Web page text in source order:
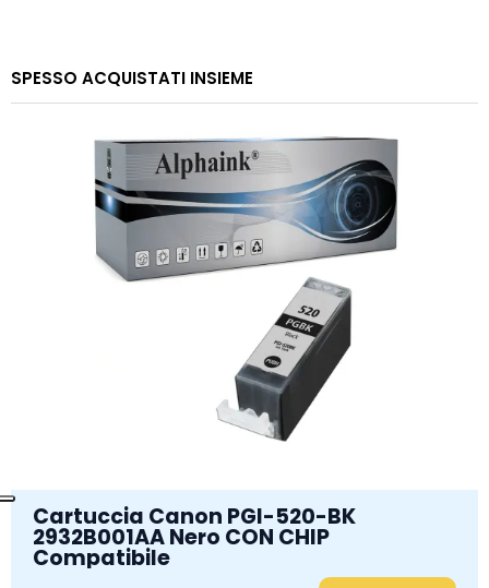
SPESSO ACQUISTATI INSIEME
Cartuccia Canon PGI-520-BK
2932B001AA Nero CON CHIP
Compatibile